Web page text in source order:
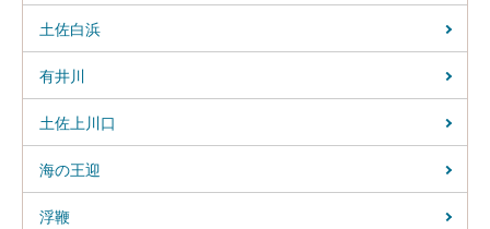
土佐白浜
有井川
土佐上川口
海の王迎
浮鞭